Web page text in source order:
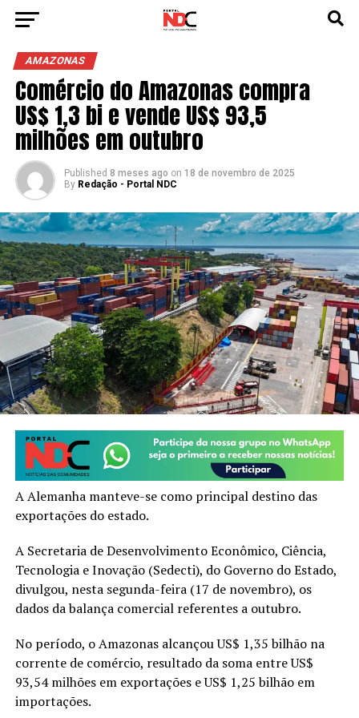
AMAZONAS
Comércio do Amazonas compra
US$ 1,3 bi e vende US$ 93,5
milhões em outubro
Published 8 meses ago on 18 de novembro de 2025
By Redação - Portal NDC
A Alemanha manteve-se como principal destino das
exportações do estado.
A Secretaria de Desenvolvimento Econômico, Ciência,
Tecnologia e Inovação (Sedecti), do Governo do Estado,
divulgou, nesta segunda-feira (17 de novembro), os
dados da balança comercial referentes a outubro.
No período, o Amazonas alcançou US$ 1,35 bilhão na
corrente de comércio, resultado da soma entre US$
93,54 milhões em exportações e US$ 1,25 bilhão em
importações.